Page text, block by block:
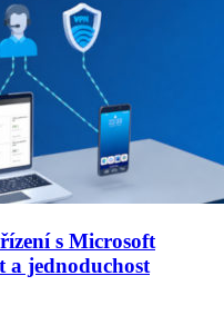
s Microsoft
a jednoduchost